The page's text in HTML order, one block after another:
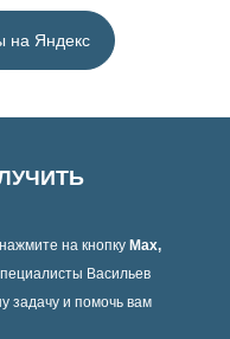
на Яндекс
на кнопку Max,
Васильев
задачу и помочь вам